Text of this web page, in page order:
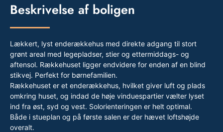
Beskrivelse af boligen
Lækkert, lyst enderækkehus med direkte adgang til stort
grønt areal med legepladser, stier og ettermiddags- og
aftensol. Rækkehuset ligger endvidere for enden af en blind
stikvej. Perfekt for børnefamilien.
Rækkehuset er et enderækkehus, hvilket giver luft og plads
omkring huset, og indad de høje vinduespartier vælter lyset
ind fra øst, syd og vest. Solorienteringen er helt optimal.
Både i stueplan og på første salen er der hævet loftshøjde
overalt.